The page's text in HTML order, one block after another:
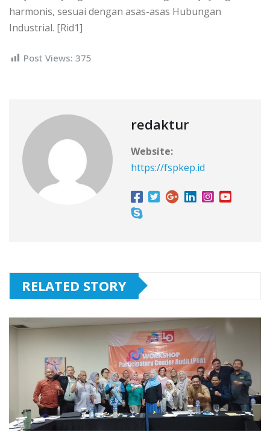
harmonis, sesuai dengan asas-asas Hubungan
Industrial. [Rid1]
Post Views: 375
redaktur
Website:
https://fspkep.id
RELATED STORY